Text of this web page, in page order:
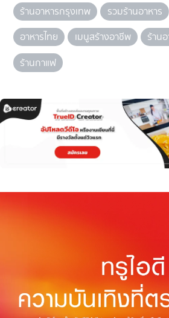
ร้านอาหารกรุงเทพ
รวมร้านอาหาร
อาหารไทย
เมนูสร้างอาชีพ
ร้าน
ร้านกาแฟ